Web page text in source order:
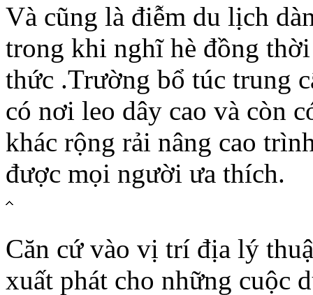
Và cũng là điễm du lịch
trong khi nghĩ hè đồng
thức .Trường bổ túc trung
có nơi leo dây cao và còn
khác rộng rải nâng cao
được mọi người ưa thích.
Căn cứ vào vị trí địa lý
xuất phát cho những cuộc